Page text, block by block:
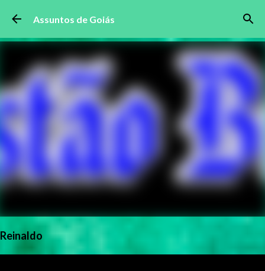
Pular para o conteúdo principal
Assuntos de Goiás
Reinaldo